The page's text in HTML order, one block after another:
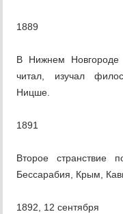
1889
В Нижнем Новгороде
читал, изучал
Ницше.
1891
Второе странствие
Бессарабия, Крым,
1892, 12 сентября